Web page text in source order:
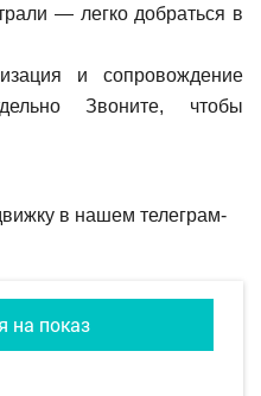
— легко добраться в
и сопровождение
Звоните, чтобы
в нашем телеграм-
на показ